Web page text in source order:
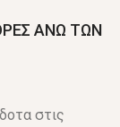
ΑΝΩ ΤΩΝ
στις